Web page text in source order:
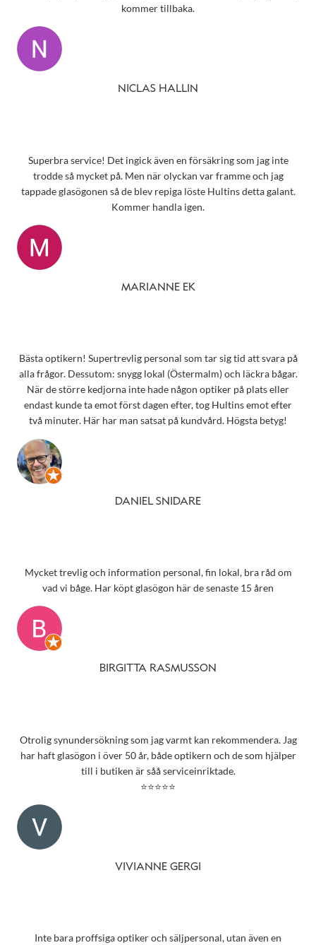
kommer tillbaka.
NICLAS HALLIN
Superbra service! Det ingick även en försäkring som jag inte
trodde så mycket på. Men när olyckan var framme och jag
tappade glasögonen så de blev repiga löste Hultins detta galant.
Kommer handla igen.
MARIANNE EK
Bästa optikern! Supertrevlig personal som tar sig tid att svara på
alla frågor. Dessutom: snygg lokal (Östermalm) och läckra bågar.
När de större kedjorna inte hade någon optiker på plats eller
endast kunde ta emot först dagen efter, tog Hultins emot efter
två minuter. Här har man satsat på kundvård. Högsta betyg!
DANIEL SNIDARE
Mycket trevlig och information personal, fin lokal, bra råd om
vad vi båge. Har köpt glasögon här de senaste 15 åren
BIRGITTA RASMUSSON
Otrolig synundersökning som jag varmt kan rekommendera. Jag
har haft glasögon i över 50 år, både optikern och de som hjälper
till i butiken är såå serviceinriktade.
⭐⭐⭐⭐⭐
VIVIANNE GERGI
Inte bara proffsiga optiker och säljpersonal, utan även en